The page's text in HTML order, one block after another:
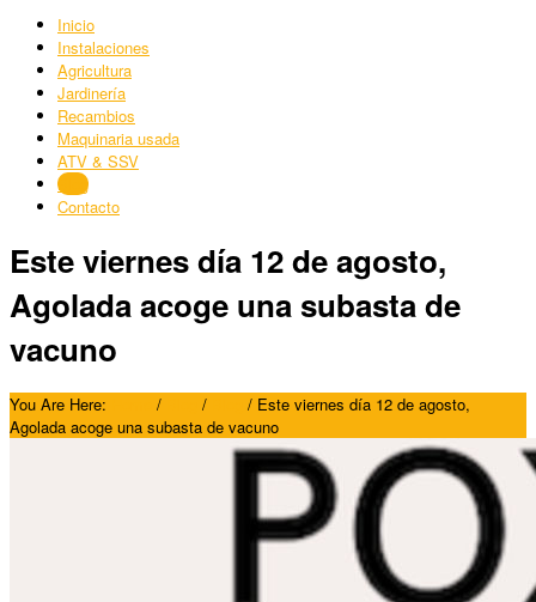
Inicio
Instalaciones
Agricultura
Jardinería
Recambios
Maquinaria usada
ATV & SSV
Blog
Contacto
Este viernes día 12 de agosto,
Agolada acoge una subasta de
vacuno
You Are Here: / / / Este viernes día 12 de agosto,
Agolada acoge una subasta de vacuno